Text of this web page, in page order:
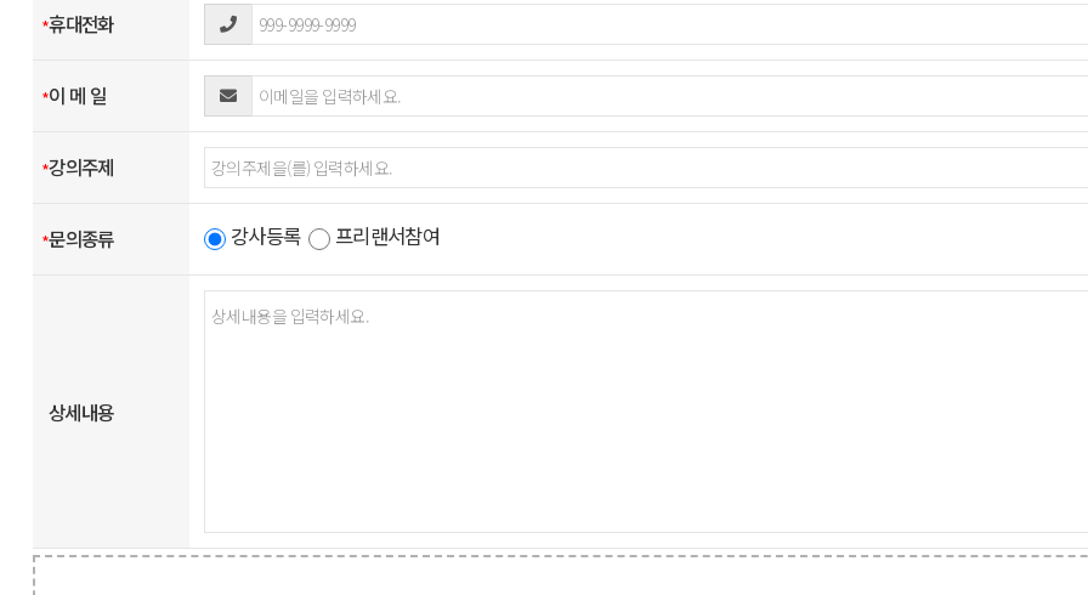
- 설문조사 , 이벤트 등의 목적을 위하여 수집한 경우 : 당해 설문조사, 이벤트 등이 종료한 때
다만, 상법 및 전자상거래등에서의 소비자보호에 관한 법률 등에 의하여 보존할 필요성이 있는 경우에는 다음과 같이 일정기간 귀하의 개인정보
- 계약 또는 청약철회 등에 관한 기록 : 5 년
- 대금결제 및 재화등의 공급에 관한 기록 : 5 년
- 소비자의 불만 또는 분쟁처리에 관한 기록 : 3 년
*휴대전화
*이 메 일
*강의주제
*문의종류 강사등록 프리랜서참여
상세내용